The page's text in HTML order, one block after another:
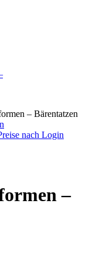
– Bärentatzen
nach Login
–